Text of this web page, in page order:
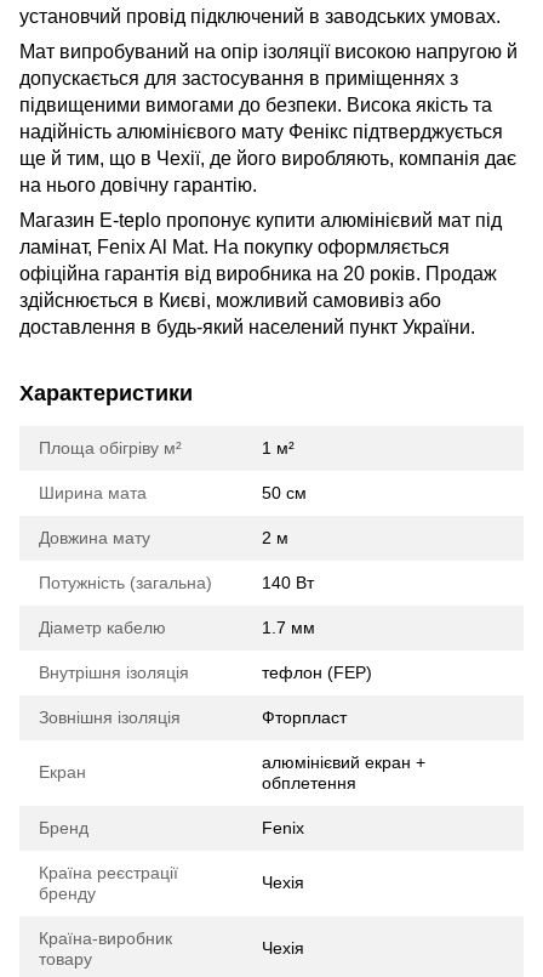
установчий провід підключений в заводських умовах.
Мат випробуваний на опір ізоляції високою напругою й
допускається для застосування в приміщеннях з
підвищеними вимогами до безпеки. Висока якість та
надійність алюмінієвого мату Фенікс підтверджується
ще й тим, що в Чехії, де його виробляють, компанія дає
на нього довічну гарантію.
Магазин E-teplo пропонує купити алюмінієвий мат під
ламінат, Fenix Al Mat. На покупку оформляється
офіційна гарантія від виробника на 20 років. Продаж
здійснюється в Києві, можливий самовивіз або
доставлення в будь-який населений пункт України.
Характеристики
Площа обігріву м² 1 м²
Ширина мата 50 см
Довжина мату 2 м
Потужність (загальна) 140 Вт
Діаметр кабелю 1.7 мм
Внутрішня ізоляція тефлон (FEP)
Зовнішня ізоляція Фторпласт
Екран
алюмінієвий екран +
обплетення
Бренд Fenix
Країна реєстрації
бренду
Чехія
Країна-виробник
товару
Чехія